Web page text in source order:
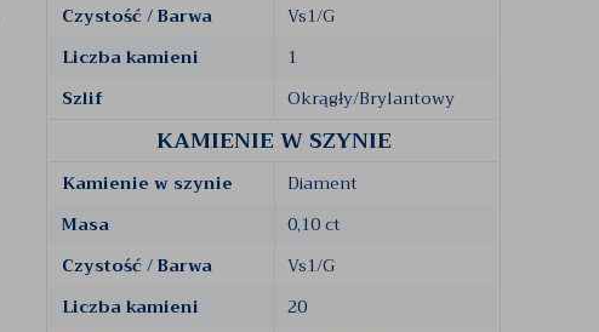
Czystość / Barwa
Vs1/G
Liczba kamieni
1
Szlif
Okrągły/Brylantowy
KAMIENIE W SZYNIE
Kamienie w szynie
Diament
Masa
0,10 ct
Czystość / Barwa
Vs1/G
Liczba kamieni
20